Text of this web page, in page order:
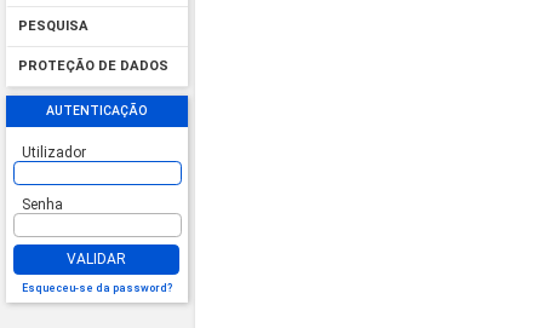
PESQUISA
PROTEÇÃO DE DADOS
AUTENTICAÇÃO
Utilizador
Senha
VALIDAR
Esqueceu-se da password?